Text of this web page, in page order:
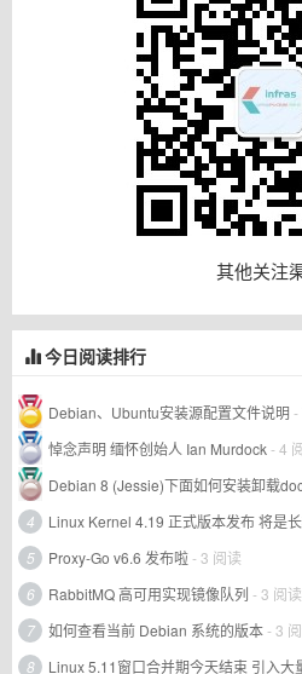
其他关注
今日阅读排行
Debian、Ubuntu安装源配置文件说明 -
悼念声明 缅怀创始人 Ian Murdock- 4
Debian 8 (Jessie)下面如何安装卸载
4
Linux Kernel 4.19 正式版本发布 将是
5
Proxy-Go v6.6 发布啦- 3 阅读
6
RabbitMQ 高可用实现镜像队列 - 3 阅读
7
如何查看当前 Debian 系统的版本- 3
8
Linux 5.11窗口合并期今天结束 引入大